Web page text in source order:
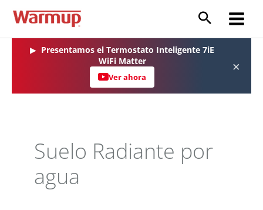
Main
▶ Presentamos el Termostato Inteligente 7iE
WiFi Matter
Ver ahora
×
Suelo Radiante por
agua